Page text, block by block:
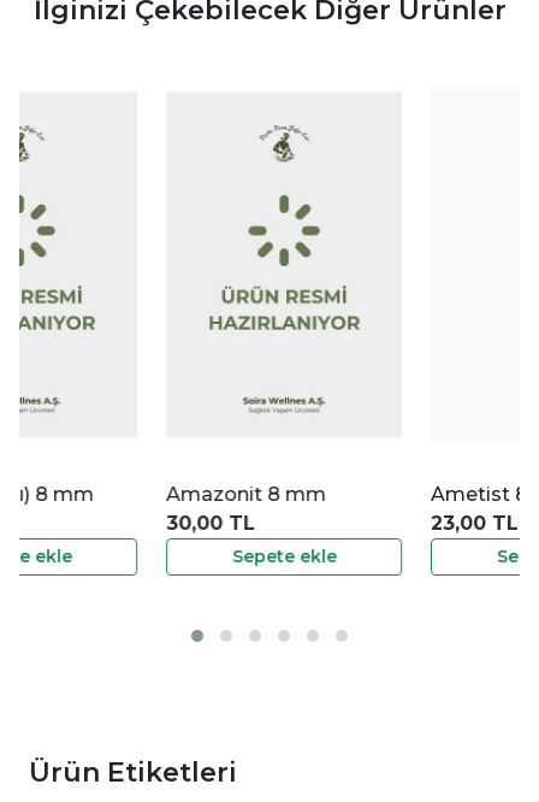
İlginizi Çekebilecek Diğer Ürünler
İncele
|
İncele
|
Amazonit 8 mm Ametist 8 mm
Ürün Etiketleri